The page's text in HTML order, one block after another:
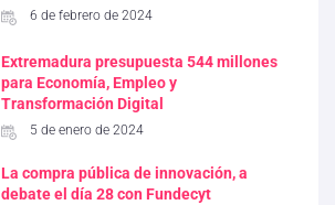
6 de febrero de 2024
Extremadura presupuesta 544 millones
para Economía, Empleo y
Transformación Digital
5 de enero de 2024
La compra pública de innovación, a
debate el día 28 con Fundecyt